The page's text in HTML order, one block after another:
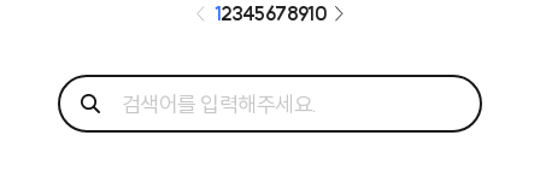
12345678910